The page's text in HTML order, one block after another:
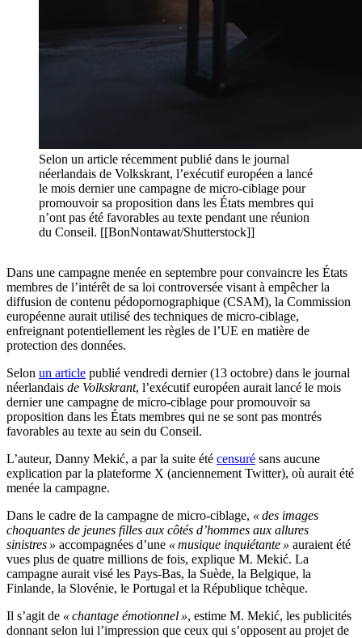
Selon un article récemment publié dans le journal
néerlandais de Volkskrant, l’exécutif européen a lancé
le mois dernier une campagne de micro-ciblage pour
promouvoir sa proposition dans les États membres qui
n’ont pas été favorables au texte pendant une réunion
du Conseil. [[BonNontawat/Shutterstock]]
Dans une campagne menée en septembre pour convaincre les États
membres de l’intérêt de sa loi controversée visant à empêcher la
diffusion de contenu pédopornographique (CSAM), la Commission
européenne aurait utilisé des techniques de micro-ciblage,
enfreignant potentiellement les règles de l’UE en matière de
protection des données.
Selon un article publié vendredi dernier (13 octobre) dans le journal
néerlandais de Volkskrant, l’exécutif européen aurait lancé le mois
dernier une campagne de micro-ciblage pour promouvoir sa
proposition dans les États membres qui ne se sont pas montrés
favorables au texte au sein du Conseil.
L’auteur, Danny Mekić, a par la suite été censuré sans aucune
explication par la plateforme X (anciennement Twitter), où aurait été
menée la campagne.
Dans le cadre de la campagne de micro-ciblage, « des images
choquantes de jeunes filles aux côtés d’hommes aux allures
sinistres » accompagnées d’une « musique inquiétante » auraient été
vues plus de quatre millions de fois, explique M. Mekić. La
campagne aurait visé les Pays-Bas, la Suède, la Belgique, la
Finlande, la Slovénie, le Portugal et la République tchèque.
Il s’agit de « chantage émotionnel », estime M. Mekić, les publicités
donnant selon lui l’impression que ceux qui s’opposent au projet de